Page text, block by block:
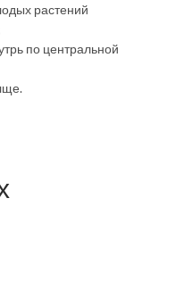
растений
по центральной